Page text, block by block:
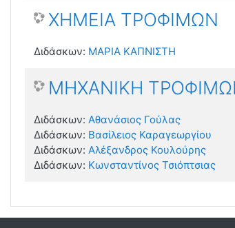
ΧΗΜΕΙΑ ΤΡΟΦΙΜΩΝ
Διδάσκων: ΜΑΡΙΑ ΚΑΠΝΙΣΤΗ
ΜΗΧΑΝΙΚΗ
Διδάσκων: Αθανάσιος Γούλας
Διδάσκων: Βασίλειος Καραγεωργίου
Διδάσκων: Αλέξανδρος Κουλούρης
Διδάσκων: Κωνσταντίνος Τσιόπτσιας